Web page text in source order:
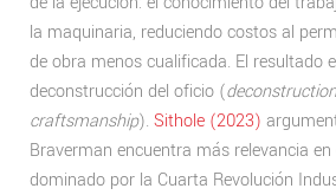
la maquinaria, reduciendo costos al
de obra menos cualificada. El resultado
deconstrucción del oficio (
craftsmanship). Sithole (2023)
Braverman encuentra más relevancia en
dominado por la Cuarta Revolución